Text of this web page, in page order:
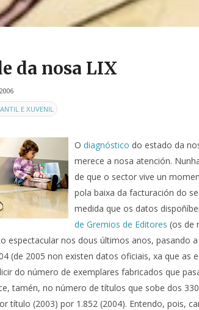
da nosa LIX
E XUVENIL
O diagnóstico do estado da
merece a nosa atención.
de que o sector vive un
pola baixa da facturación do
medida que os datos
de Gremios de Editores (os de
espectacular nos dous últimos anos, pasando
(de 2005 non existen datos oficiais, xa que
do número de exemplares fabricados que
tamén, no número de títulos que sobe dos
título (2003) por 1.852 (2004). Entendo, pois,